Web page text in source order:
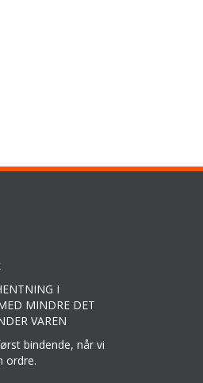
I
MINDRE DET
VAREN
bindende, når vi
ordre.